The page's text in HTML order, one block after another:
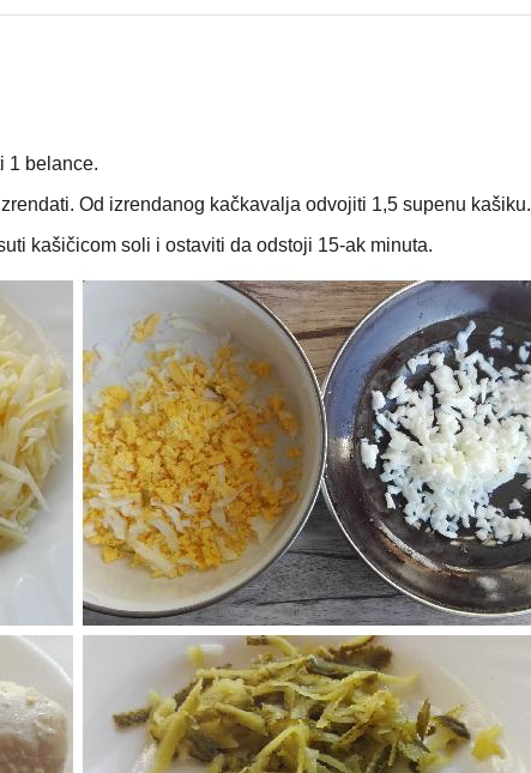
1 belance.
Od izrendanog kačkavalja odvojiti 1,5 supenu kašiku.
kašičicom soli i ostaviti da odstoji 15-ak minuta.